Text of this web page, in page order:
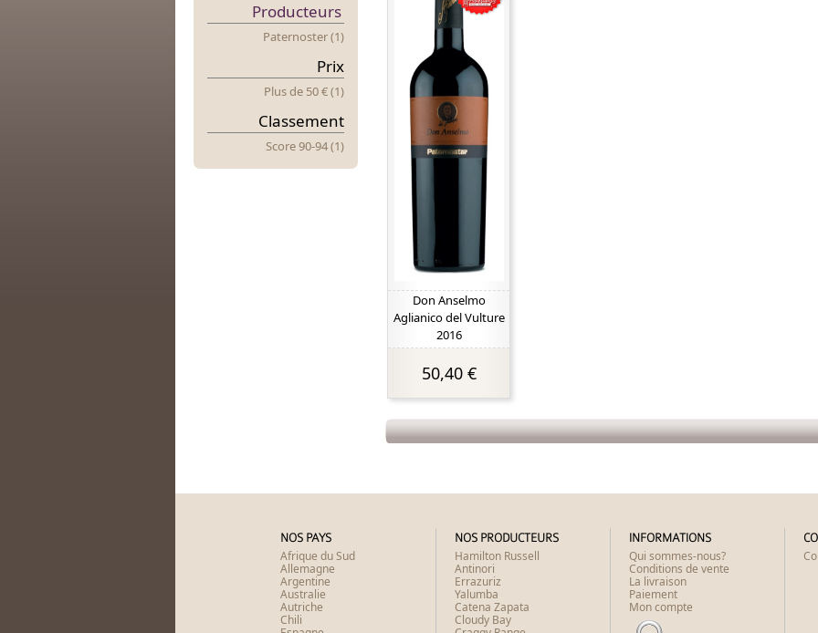
Producteurs
Paternoster (1)
Prix
PlusdE 50 € (1)
Classement
Score 90-94 (1)
Don Anselmo
Aglianico del Vulture
2016
50,40 €
NOS PAYS
Afrique du Sud
Allemagne
Argentine
Australie
Autriche
Chili
NOS PRODUCTEURS
Hamilton Russell
Antinori
Errazuriz
Yalumba
Catena Zapata
Cloudy Bay
INFORMATIONS
Qui sommes-nous?
Conditions de vente
La livraison
Paiement
Mon compte